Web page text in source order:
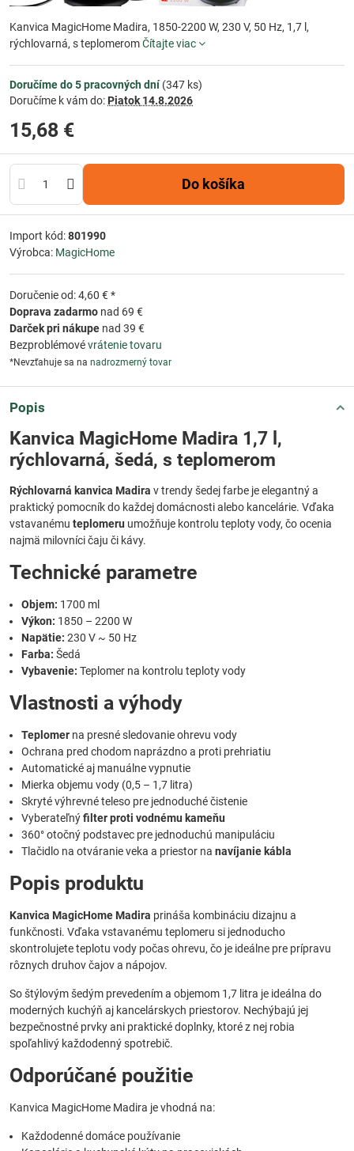
Kanvica MagicHome Madira, 1850-2200 W, 230 V, 50 Hz, 1,7 l,
rýchlovarná, s teplomeromČítajte viac
Doručíme do 5 pracovných dní(347 ks)
Doručíme k vám do: Piatok 14.8.2026
15,68 €
Do košíka
Import kód:801990
Výrobca: MagicHome
Doručenie od: 4,60 € *
Doprava zadarmo nad 69 €
Darček pri nákupe nad 39 €
Bezproblémovévrátenie tovaru
*Nevzťahuje sa na nadrozmerný tovar
Popis
Kanvica MagicHome Madira 1,7 l,
rýchlovarná, šedá, s teplomerom
Rýchlovarná kanvica Madira v trendy šedej farbe je elegantný a
praktický pomocník do každej domácnosti alebo kancelárie. Vďaka
vstavanému teplomeru umožňuje kontrolu teploty vody, čo ocenia
najmä milovníci čaju či kávy.
Technické parametre
Objem: 1700 ml
Výkon: 1850 – 2200 W
Napätie: 230 V ~ 50 Hz
Farba: Šedá
Vybavenie: Teplomer na kontrolu teploty vody
Vlastnosti a výhody
Teplomer na presné sledovanie ohrevu vody
Ochrana pred chodom naprázdno a proti prehriatiu
Automatické aj manuálne vypnutie
Mierka objemu vody (0,5 – 1,7 litra)
Skryté výhrevné teleso pre jednoduché čistenie
Vyberateľnýfilter proti vodnému kameňu
360° otočný podstavec pre jednoduchú manipuláciu
Tlačidlo na otváranie veka a priestor na navíjanie kábla
Popis produktu
Kanvica MagicHome Madira prináša kombináciu dizajnu a
funkčnosti. Vďaka vstavanému teplomeru si jednoducho
skontrolujete teplotu vody počas ohrevu, čo je ideálne pre prípravu
rôznych druhov čajov a nápojov.
So štýlovým šedým prevedením a objemom 1,7 litra je ideálna do
moderných kuchýň aj kancelárskych priestorov. Nechýbajú jej
bezpečnostné prvky ani praktické doplnky, ktoré z nej robia
spoľahlivý každodenný spotrebič.
Odporúčané použitie
Kanvica MagicHome Madira je vhodná na:
Každodenné domáce používanie